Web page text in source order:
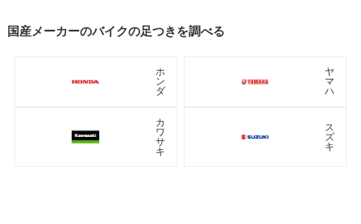
国産メーカーのバイクの足つきを調べる
ホ
ン
ダ
ヤ
マ
ハ
カ
ワ
サ
キ
ス
ズ
キ